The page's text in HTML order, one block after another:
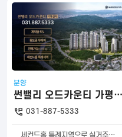
분양
썬밸리 오드카운티 가평설악
031-887-5333
세컨드홈 특례지역으로 실거주와 투자 가치를 모두 갖춘 프리미엄 아파트 입니다.